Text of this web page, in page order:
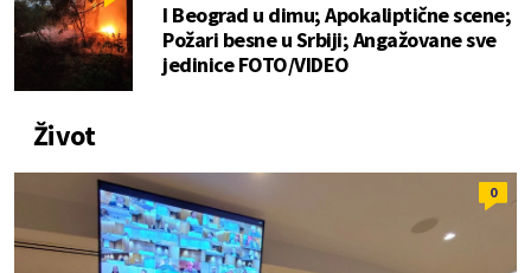
I Beograd u dimu; Apokaliptične scene;
Požari besne u Srbiji; Angažovane sve
jedinice FOTO/VIDEO
Život
0